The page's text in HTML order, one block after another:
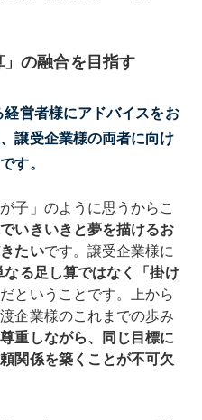
の融合を目指す
営者様にアドバイスをお
譲受企業様の両者に向け
す。
子」のように思うからこ
いきいきと夢を描けるお
たいです。譲受企業様に
なる足し算ではなく「掛け
だということです。上から
企業様のこれまでの歩み
重しながら、同じ目標に
関係を築くことが不可欠